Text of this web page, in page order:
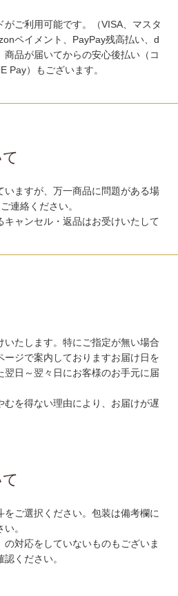
ご利用可能です。（VISA、マスタ
ペイメント、PayPay残高払い、d
品が届いてからの安心後払い（コ
Pay）もございます。
いますが、万一商品に問題がある場
連絡ください。
キャンセル・返品はお受けいたして
たします。特にご指定が無い場合
ージで案内しておりますお届け日を
翌日～翌々日にお客様のお手元に届
を得ない理由により、お届けが遅
ご選択ください。包装は備考欄に
。
対応をしていないものもございま
ください。